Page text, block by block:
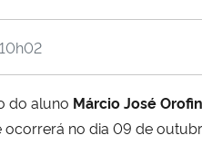
do aluno Márcio José
ocorrerá no dia 09 de